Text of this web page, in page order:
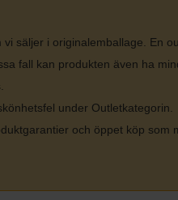
säljer i originalemballage. En
fall kan produkten även ha
under Outletkategorin.
och öppet köp som